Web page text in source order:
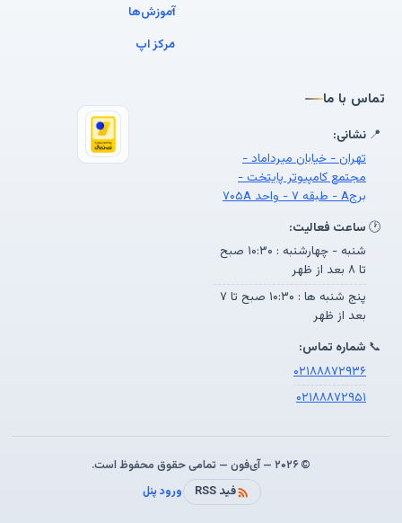
آموزش‌ها
مرکز اپ
تماس با ما
📍 نشانی:
تهران - خیابان میرداماد -
مجتمع کامپیوتر پایتخت -
برجA - طبقه ۷ - واحد ۷۰۵A
🕐 ساعت فعالیت:
شنبه - چهارشنبه : ۱۰:۳۰ صبح
تا ۸ بعد از ظهر
پنج شنبه ها : ۱۰:۳۰ صبح تا ۷
بعد از ظهر
📞 شماره تماس:
۰۲۱۸۸۸۷۲۹۳۶
۰۲۱۸۸۸۷۲۹۵۱
© ۲۰۲۶ — آی‌فون — تمامی حقوق محفوظ است.
فید RSS
ورود پنل